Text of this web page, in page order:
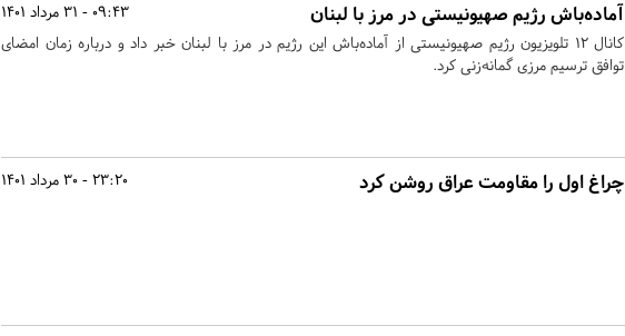
09:43 - 31 مرداد 1401 آماده‌باش رژیم صهیونیستی در مرز با لبنان
کانال ۱۲ تلویزیون رژیم صهیونیستی از آماده‌باش این رژیم در مرز با لبنان خبر داد و درباره زمان امضای
توافق ترسیم مرزی گمانه‌زنی کرد.
23:20 - 30 مرداد 1401 چراغ اول را مقاومت عراق روشن کرد